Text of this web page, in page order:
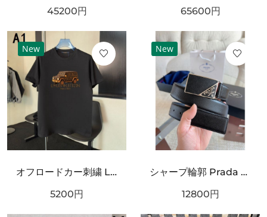
45200円
65600円
New
オフロードカー刺繍 LOUIS VUITTON ルイヴィトン コピー Tシャツ ブラックカラー フロントグラフィック 半袖デザイン ストリート感ある仕上がり
5200円
New
シャープ輪郭 Prada プラダ コピー ベルト ブラックレザー 細かなエンボス加工 サークルメタルバックル ロゴ刻印 都会的スタイル
12800円